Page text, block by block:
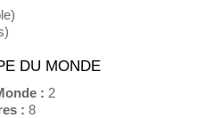
DU MONDE
: 2
: 8